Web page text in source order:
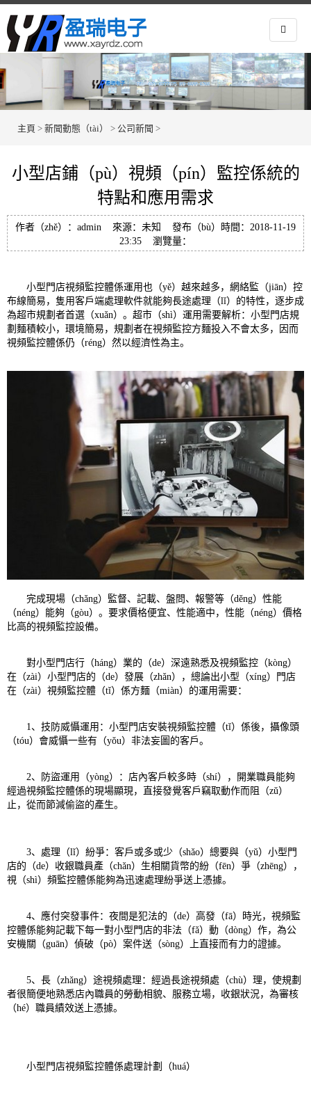
主頁 > 新聞動態（tài） > 公司新聞 >
小型店鋪（pù）視頻（pín）監控係統的
特點和應用需求
作者（zhě）：admin 來源：未知 發布（bù）時間：2018-11-19
23:35 瀏覽量：
小型門店視頻監控體係運用也（yě）越來越多，網絡監（jiān）控
布線簡易，隻用客戶端處理軟件就能夠長途處理（lǐ）的特性，逐步成
為超市規劃者首選（xuǎn）。超市（shì）運用需要解析：小型門店規
劃麵積較小，環境簡易，規劃者在視頻監控方麵投入不會太多，因而
視頻監控體係仍（réng）然以經濟性為主。
完成現場（chǎng）監督、記載、盤問、報警等（děng）性能
（néng）能夠（gòu）。要求價格便宜、性能適中，性能（néng）價格
比高的視頻監控設備。
對小型門店行（háng）業的（de）深遠熟悉及視頻監控（kòng）
在（zài）小型門店的（de）發展（zhǎn），總論出小型（xíng）門店
在（zài）視頻監控體（tǐ）係方麵（miàn）的運用需要：
1、技防威懾運用：小型門店安裝視頻監控體（tǐ）係後，攝像頭
（tóu）會威懾一些有（yǒu）非法妄圖的客戶。
2、防盜運用（yòng）：店內客戶較多時（shí），開業職員能夠
經過視頻監控體係的現場顯現，直接發覺客戶竊取動作而阻（zǔ）
止，從而節減偷盜的產生。
3、處理（lǐ）紛爭：客戶或多或少（shǎo）總要與（yǔ）小型門
店的（de）收銀職員產（chǎn）生相關貨幣的紛（fēn）爭（zhēng），
視（shì）頻監控體係能夠為迅速處理紛爭送上憑據。
4、應付突發事件：夜間是犯法的（de）高發（fā）時光，視頻監
控體係能夠記載下每一對小型門店的非法（fǎ）動（dòng）作，為公
安機關（guān）偵破（pò）案件送（sòng）上直接而有力的證據。
5、長（zhǎng）途視頻處理：經過長途視頻處（chù）理，使規劃
者很簡便地熟悉店內職員的勞動相貌、服務立場，收銀狀況，為審核
（hé）職員績效送上憑據。
小型門店視頻監控體係處理計劃（huá）